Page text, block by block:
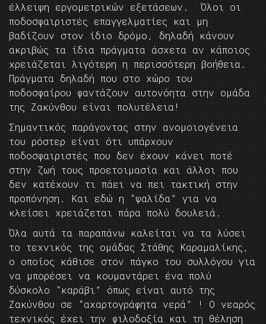
έλλειψη εργομετρικών εξετάσεων. Όλοι οι
ποδοσφαιριστές επαγγελματίες και μη
βαδίζουν στον ίδιο δρόμο, δηλαδή κάνουν
ακριβώς τα ίδια πράγματα άσχετα αν κάποιος
χρειάζεται λιγότερη η περισσότερη βοήθεια.
Πράγματα δηλαδή που στο χώρο του
ποδοσφαίρου φαντάζουν αυτονόητα στην ομάδα
της Ζακύνθου είναι πολυτέλεια!
Σημαντικός παράγοντας στην ανομοιογένεια
του ρόστερ είναι ότι υπάρχουν
ποδοσφαιριστές που δεν έχουν κάνει ποτέ
στην ζωή τους προετοιμασία και άλλοι που
δεν κατέχουν τι πάει να πει τακτική στην
προπόνηση. Και εδώ η “ψαλίδα” για να
κλείσει χρειάζεται πάρα πολύ δουλειά.
Όλα αυτά τα παραπάνω καλείται να τα λύσει
το τεχνικός της ομάδας Στάθης Καραμαλίκης,
ο οποίος κάθισε στον πάγκο του συλλόγου για
να μπορέσει να κουμαντάρει ένα πολύ
δύσκολο “καράβι” όπως είναι αυτό της
Ζακύνθου σε “αχαρτογράφητα νερά” ! Ο νεαρός
τεχνικός έχει την φιλοδοξία και τη θέληση